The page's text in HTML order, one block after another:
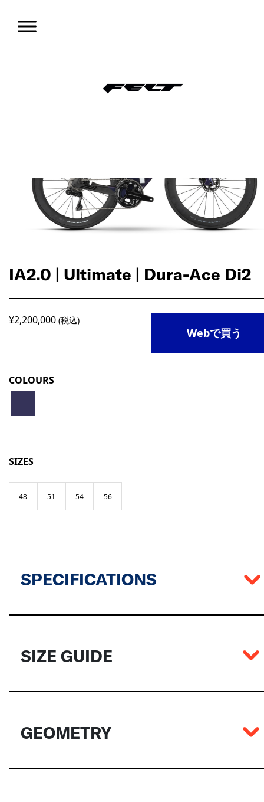
ン
IA2.0 | Ultimate | Dura-Ace Di2
¥2,200,000 (税込)
Webで買う
COLOURS
SIZES
48 51 54 56
SPECIFICATIONS
SIZE GUIDE
GEOMETRY